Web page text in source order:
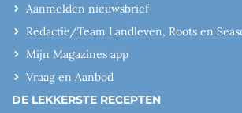
Aanmelden nieuwsbrief
Redactie/Team Landleven, Roots en
Mijn Magazines app
Vraag en Aanbod
DE LEKKERSTE RECEPTEN